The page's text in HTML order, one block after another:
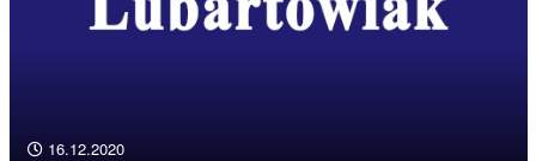
16.12.2020